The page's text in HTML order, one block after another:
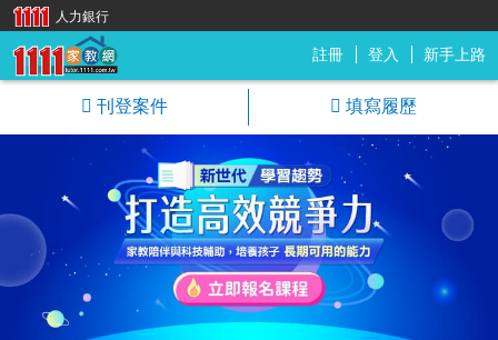
註冊 登入 新手上路
刊登案件 填寫履歷
人力銀行